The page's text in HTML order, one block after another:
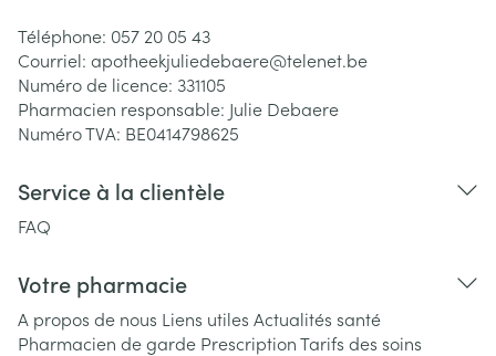
Téléphone: 057 20 05 43
Courriel: apotheekjuliedebaere@telenet.be
Numéro de licence: 331105
Pharmacien responsable: Julie Debaere
Numéro TVA: BE0414798625
Service à la clientèle
FAQ
Votre pharmacie
A propos de nous Liens utiles Actualités santé
Pharmacien de garde PrescriptionTarifs des soins